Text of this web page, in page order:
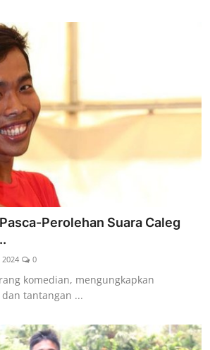
Perolehan Suara Caleg
2024 0
komedian, mengungkapkan
tantangan ...